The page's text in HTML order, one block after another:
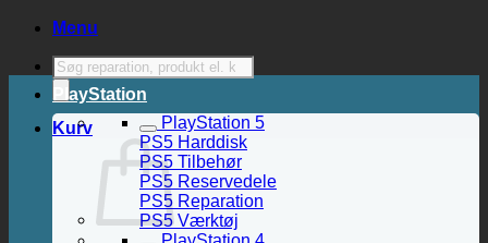
Menu
Products
search
Kurv
PlayStation
PlayStation 5
PS5 Harddisk
PS5 Tilbehør
PS5 Reservedele
PS5 Reparation
PS5 Værktøj